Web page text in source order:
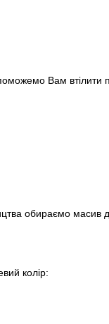
Вам втілити
обираємо масив
колір: